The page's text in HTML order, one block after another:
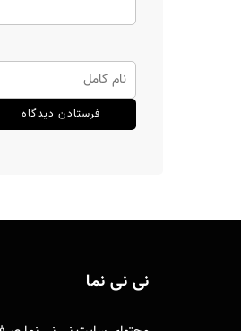
نی نی نما